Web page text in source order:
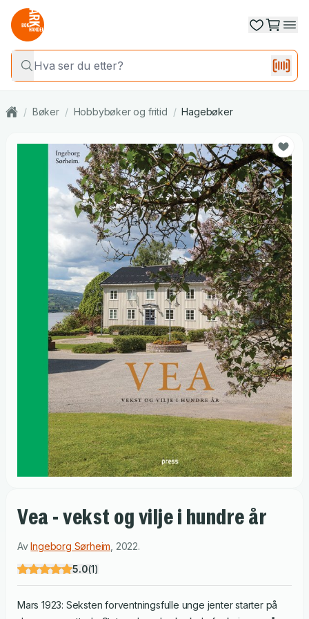
/ Bøker / Hobbybøker og fritid / Hagebøker
Vea - vekst og vilje i hundre år
AvIngeborg Sørheim 2022.
5.0(1)
Mars 1923: Seksten forventningsfulle unge jenter starter på